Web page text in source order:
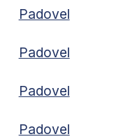
Padovel
Padovel
Padovel
Padovel